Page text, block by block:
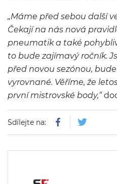
„Máme před sebou další
Čekají na nás nová
pneumatik a také
to bude zajímavý ročník.
před novou sezónou,
vyrovnané. Věříme, že
první mistrovské body,“
Sdílejte na: